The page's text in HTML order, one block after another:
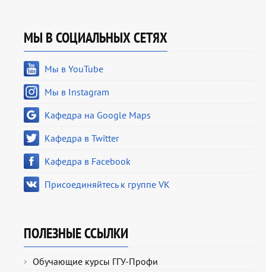
МЫ В СОЦИАЛЬНЫХ СЕТЯХ
Мы в YouTube
Мы в Instagram
Кафедра на Google Maps
Кафедра в Twitter
Кафедра в Facebook
Присоединяйтесь к группе VK
ПОЛЕЗНЫЕ ССЫЛКИ
Обучающие курсы ГГУ-Профи